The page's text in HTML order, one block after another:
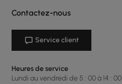
Contactez-nous
Service client
Heures de service
Lundi au vendredi de 5 : 00 à 14 : 00